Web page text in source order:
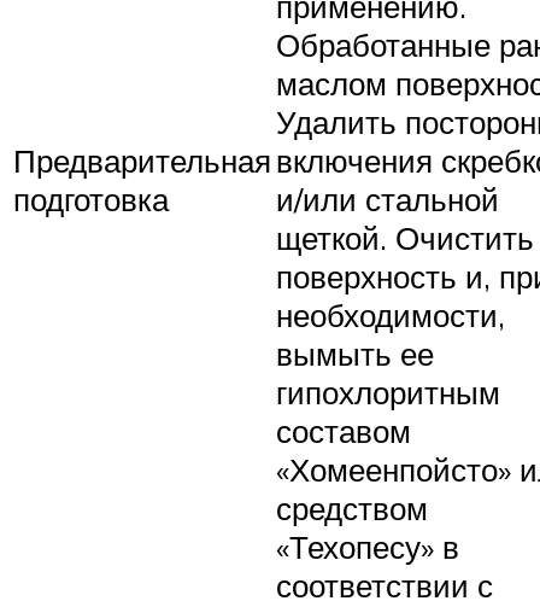
Предварительная
подготовка
Обработанные
маслом
Удалить
включения
и/или стальной
щеткой. Очистить
поверхность и,
необходимости,
вымыть ее
гипохлоритным
составом
«Хомеенпойсто»
средством
«Техопесу» в
соответствии с